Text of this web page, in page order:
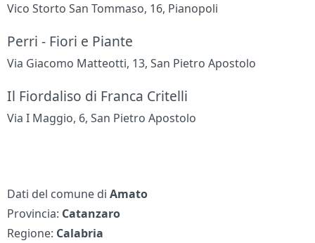
Vico Storto San Tommaso, 16, Pianopoli
Perri - Fiori e Piante
Via Giacomo Matteotti, 13, San Pietro Apostolo
Il Fiordaliso di Franca Critelli
Via I Maggio, 6, San Pietro Apostolo
Dati del comune diAmato
Provincia: Catanzaro
Regione: Calabria